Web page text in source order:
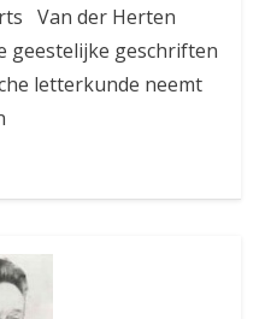
Van der Herten
geestelijke geschriften
letterkunde neemt